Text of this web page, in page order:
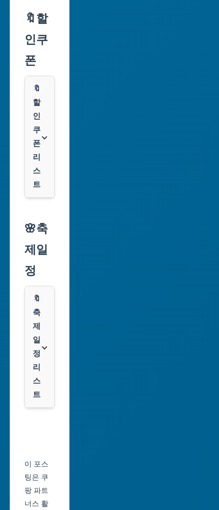
울
특
별
부
산
광
역
시
대
인
광
역
주
광
역
시
대
전
광
광
역
🔖할
인쿠
폰
🔖
할
인
쿠
폰
리
스
트
리
스
레
쿠
팡
클
룩
🌸축
제일
정
🔖
축
제
일
정
리
스
트
일
정
이 포스
팅은 쿠
팡 파트
너스 활